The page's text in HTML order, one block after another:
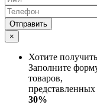
Отправить
×
Хотите
Заполните
товаров,
30%